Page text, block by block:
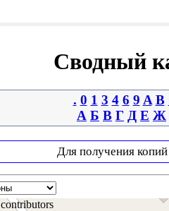
Сводный
. 0 1 3 4 6 9 A B
А Б В Г Д Е Ж
Для получения
contributors